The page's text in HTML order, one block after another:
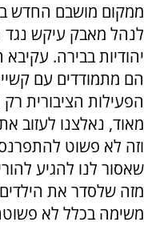
ממקום מושבם החדש
לנהל מאבק עיקש
הם מתמודדים עם
הפעילות הציבורית
מאוד, נאלצנו לעזוב
וזה לא פשוט
שאסור לנו להגיע
מזה שלסדר את
משימה בכלל לא